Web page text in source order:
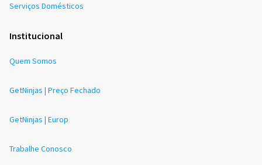
Serviços Domésticos
Institucional
Quem Somos
GetNinjas | Preço Fechado
GetNinjas | Europ
Trabalhe Conosco